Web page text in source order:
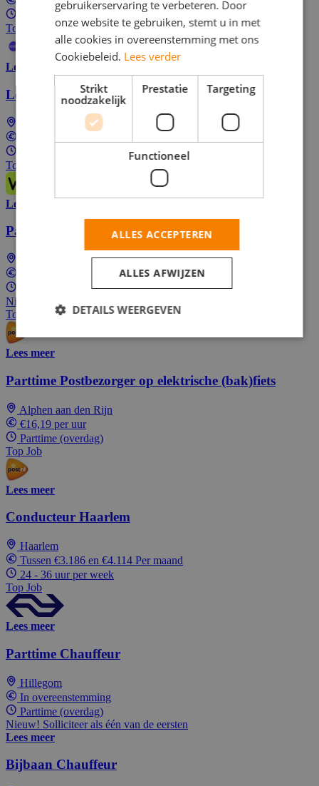
1 - 40 uur per week
Top Job
Lees meer
Logistiek medewerker
Landelijk (dus ook bij jou in de buurt)
Top Job
Lees meer
Parttime Postbezorger op elektrische (bak)fiets
Alphen aan den Rijn
Parttime (overdag)
Nieuw! Solliciteer als één van de eersten
Top Job
Lees meer
Parttime Postbezorger op elektrische (bak)fiets
Alphen aan den Rijn
€16,19 per uur
Parttime (overdag)
Top Job
Lees meer
Conducteur Haarlem
Haarlem
Tussen €3.186 en €4.114 Per maand
24 - 36 uur per week
Top Job
Lees meer
Parttime Chauffeur
Hillegom
In overeenstemming
Parttime (overdag)
Nieuw! Solliciteer als één van de eersten
Lees meer
Bijbaan Chauffeur
gebruikerservaring te verbeteren. Door
onze website te gebruiken, stemt u in met
alle cookies in overeenstemming met ons
Cookiebeleid. Lees verder
Strikt
noodzakelijk
Prestatie Targeting
Functioneel
ALLES ACCEPTEREN
ALLES AFWIJZEN
DETAILS WEERGEVEN